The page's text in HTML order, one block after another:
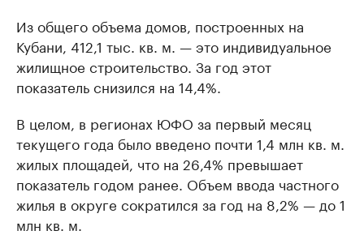
Из общего объема домов, построенных на
Кубани, 412,1 тыс. кв. м. — это индивидуальное
жилищное строительство. За год этот
показатель снизился на 14,4%.
В целом, в регионах ЮФО за первый месяц
текущего года было введено почти 1,4 млн кв. м.
жилых площадей, что на 26,4% превышает
показатель годом ранее. Объем ввода частного
жилья в округе сократился за год на 8,2% — до 1
млн кв. м.